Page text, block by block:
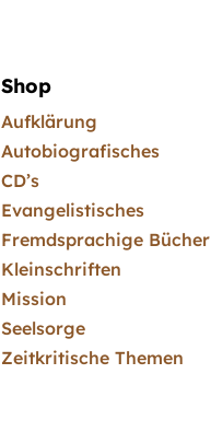
Shop
Aufklärung
Autobiografisches
CD’s
Evangelistisches
Fremdsprachige Bücher
Kleinschriften
Mission
Seelsorge
Zeitkritische Themen